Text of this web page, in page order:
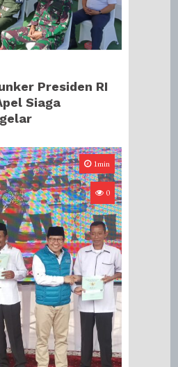
Presiden RI
Siaga
1min
0